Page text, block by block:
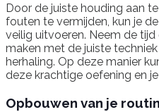
Door de juiste houding aan
fouten te vermijden, kun je
veilig uitvoeren. Neem de
maken met de juiste
herhaling. Op deze manier
deze krachtige oefening en
Opbouwen van je